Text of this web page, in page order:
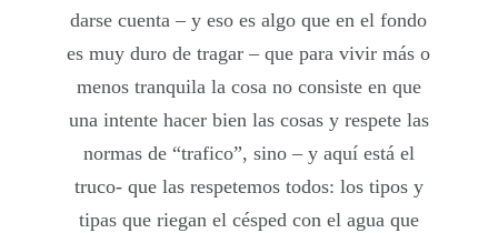
darse cuenta – y eso es algo que en el fondo
es muy duro de tragar – que para vivir más o
menos tranquila la cosa no consiste en que
una intente hacer bien las cosas y respete las
normas de “trafico”, sino – y aquí está el
truco- que las respetemos todos: los tipos y
tipas que riegan el césped con el agua que